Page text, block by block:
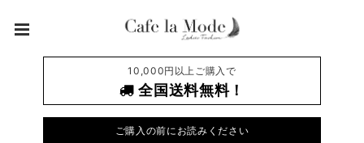
10,000円以上ご購入で
全国送料無料！
ご購入の前にお読みください